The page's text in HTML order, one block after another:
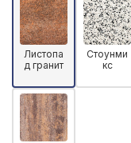
Листопа
д гранит
Стоунми
кс